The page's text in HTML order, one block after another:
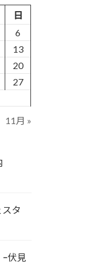
日
6
13
20
27
11月 »
タ
伏見